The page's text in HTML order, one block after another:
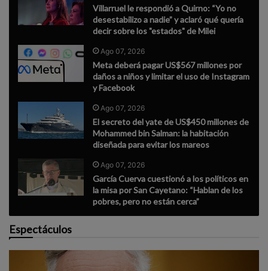
Villarruel le respondió a Quirno: “Yo no
desestabilizo a nadie” y aclaró qué quería
decir sobre los "estados" de Milei
Ago 07, 2026
Meta deberá pagar US$567 millones por
daños a niños y limitar el uso de Instagram
y Facebook
Ago 07, 2026
El secreto del yate de US$450 millones de
Mohammed bin Salman: la habitación
diseñada para evitar los mareos
Ago 07, 2026
García Cuerva cuestionó a los políticos en
la misa por San Cayetano: “Hablan de los
pobres, pero no están cerca”
Espectáculos